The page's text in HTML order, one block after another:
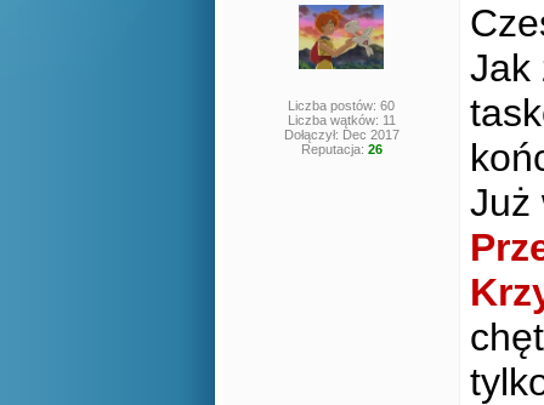
Liczba postów: 60
Liczba wątków: 11
Dołączył: Dec 2017
Reputacja: 26
Jak
Już